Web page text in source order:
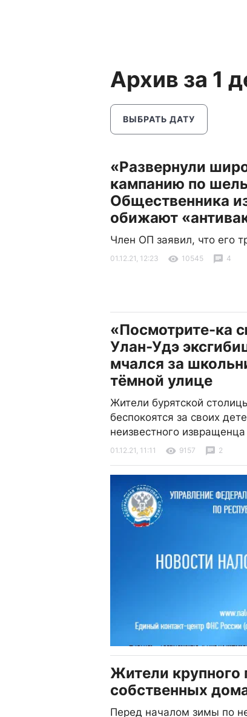
Архив за 1
ВЫБРАТЬ ДАТУ
«Развернули
кампанию по
Общественника
обижают
Член ОП заявил, что его
01.12.21, 12:23 10545 4
«Посмотрите-ка
Улан-Удэ
мчался за
тёмной улице
Жители бурятской
беспокоятся за своих
неизвестного извращенца
01.12.21, 11:11 9157 2
Жители крупного
собственных
Перед началом зимы по